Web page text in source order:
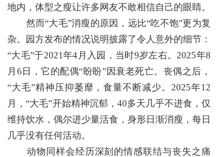
地内，体型之瘦让许多网友不敢相信自己的眼睛。
然而“大毛”消瘦的原因，远比“吃不饱”更为复
杂。园方发布的情况说明披露了令人意外的细节：
“大毛”于2021年4月入园，当时9岁左右。2025年8
月6日，它的配偶“盼盼”因衰老死亡。丧偶之后，
“大毛”精神压抑萎靡，食量不断减少。2025年12
月，“大毛”开始精神沉郁，40多天几乎不进食，仅
维持饮水，偶尔进少量活食，身形日渐消瘦，每日
几乎没有任何活动。
动物同样会经历深刻的情感联结与丧失之痛